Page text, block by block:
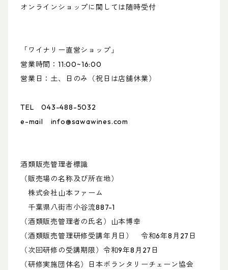
オンラインショップに関しては随時受付
「ワイナリー直営ショップ」
営業時間：11:00~16:00
営業日：土、日のみ（祝日は店舗休業）
TEL 043-488-5032
e-mail info@sawawines.com
酒類販売管理者標識
（販売場の名称及び所在地）
株式会社山本ファーム
千葉県八街市小谷流887-1
（酒類販売管理者の氏名）山本博幸
（酒類販売管理研修受講年月日） 令和6年8月27日
（次回研修の受講期限）令和9年8月27日
（研修実施団体名）日本ボランタリーチェーン協会